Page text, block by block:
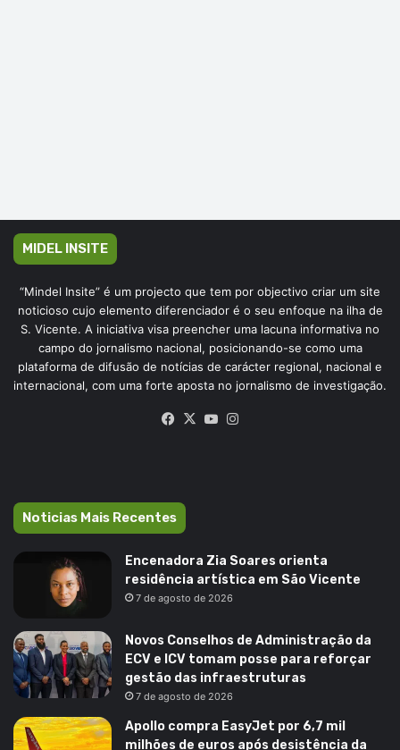
MIDEL INSITE
“Mindel Insite” é um projecto que tem por objectivo criar um site
noticioso cujo elemento diferenciador é o seu enfoque na ilha de
S. Vicente. A iniciativa visa preencher uma lacuna informativa no
campo do jornalismo nacional, posicionando-se como uma
plataforma de difusão de notícias de carácter regional, nacional e
internacional, com uma forte aposta no jornalismo de investigação.
Facebook
X YouTube
Noticias Mais Recentes
Encenadora Zia Soares orienta
residência artística em São Vicente
7 de agosto de 2026
Novos Conselhos de Administração da
ECV e ICV tomam posse para reforçar
gestão das infraestruturas
7 de agosto de 2026
Apollo compra EasyJet por 6,7 mil
milhões de euros após desistência da